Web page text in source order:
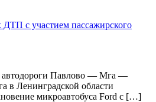
ДТП с участием пассажирского
автодороги Павлово — Мга —
Ленинградской области
микроавтобуса Ford с […]